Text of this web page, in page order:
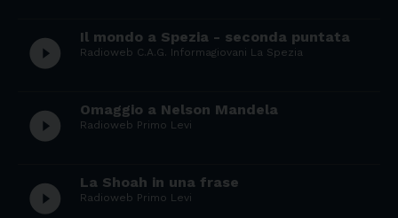
play_circle_filled Il mondo a Spezia - seconda puntata
Radioweb C.A.G. Informagiovani La Spezia
play_circle_filled Omaggio a Nelson Mandela
Radioweb Primo Levi
play_circle_filled La Shoah in una frase
Radioweb Primo Levi